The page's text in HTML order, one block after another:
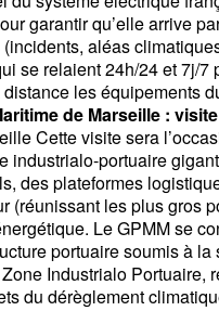
garantir qu’elle arrive
aléas
se relaient 24h/24 et 7j/
les équipements
de Marseille :
Cette visite sera
industrialo-portuaire
des plateformes
(réunissant les plus gros
Le GPMM se
portuaire soumis à
Industrialo
du dérèglement